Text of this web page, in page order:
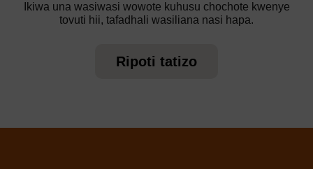
Ikiwa una wasiwasi wowote kuhusu chochote kwenye
tovuti hii, tafadhali wasiliana nasi hapa.
Ripoti tatizo